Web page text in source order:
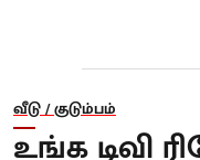
வீடு / குடும்பம்
உங்க டிவி